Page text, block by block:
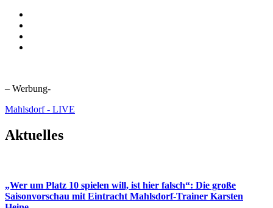
– Werbung-
Mahlsdorf - LIVE
Aktuelles
„Wer um Platz 10 spielen will, ist hier falsch“: Die große
Saisonvorschau mit Eintracht Mahlsdorf-Trainer Karsten